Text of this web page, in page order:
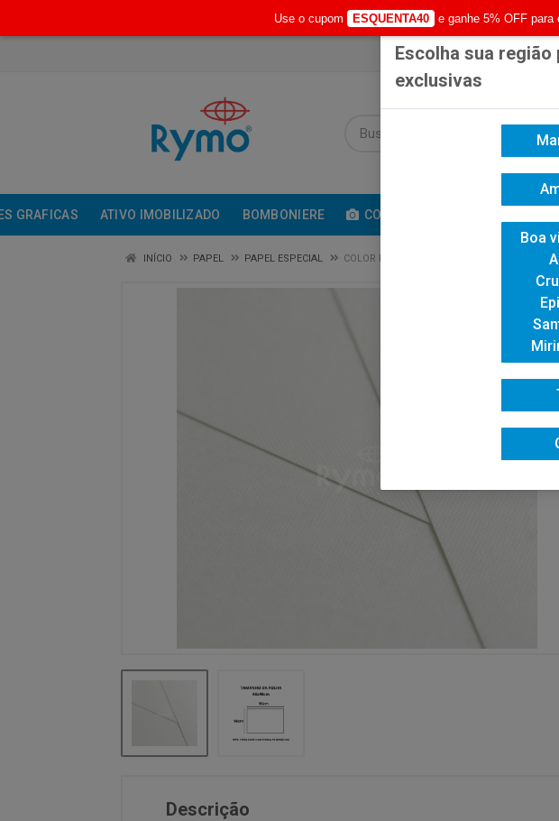
GRAFICAS ATIVO IMOBILIZADO BOMBONIERE COMUNICACAO VISUAL
INÍCIO PAPEL PAPEL ESPECIAL COLOR PLUS MARKATTO CONCETTO AVORIO
Descrição
Escolha sua
exclusivas
Boa
Use o cupom ESQUENTA40 e ganhe 5% OFF